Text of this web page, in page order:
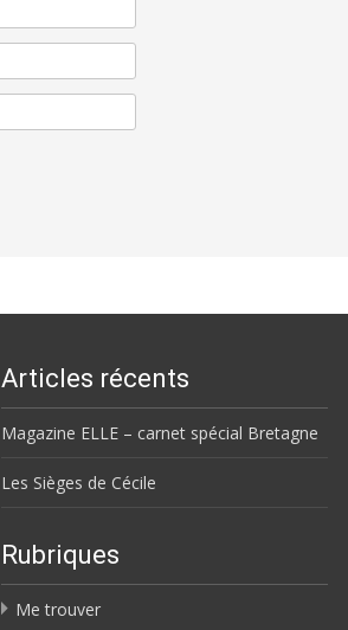
Articles récents
Magazine ELLE – carnet spécial Bretagne
Les Sièges de Cécile
Rubriques
Me trouver